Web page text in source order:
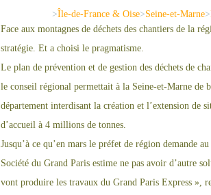
>Île-de-France & Oise>Seine-et-Marne>
Face aux montagnes de déchets des chantiers de la
stratégie. Et a choisi le pragmatisme.
Le plan de prévention et de gestion des déchets de
le conseil régional permettait à la Seine-et-Marne de
département interdisant la création et l’extension de
d’accueil à 4 millions de tonnes.
Jusqu’à ce qu’en mars le préfet de région demande
Société du Grand Paris estime ne pas avoir d’autre
vont produire les travaux du Grand Paris Express »,